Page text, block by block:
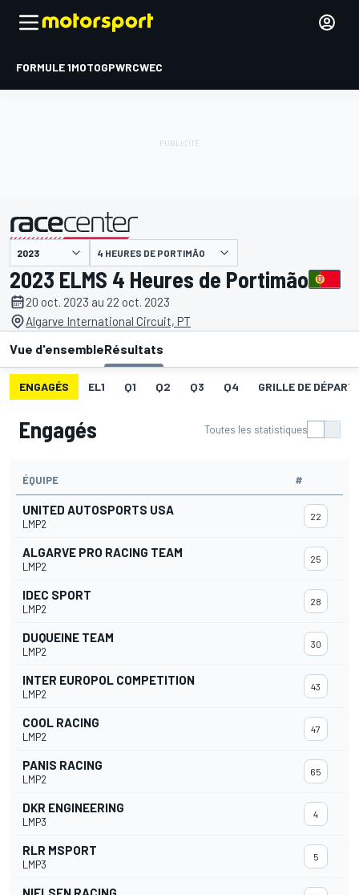
FORMULE 1MOTOGPWRCWEC
présenté par 4 HEURES DE PORTIMÃO
2023 ELMS 4 Heures de Portimão
20 oct. 2023 au 22 oct. 2023
Algarve International Circuit, PT
Vue d'ensembleRésultats
ENGAGÉS EL1 Q1 Q2 Q3 Q4 GRILLE DE DÉPART
Engagés Toutes les statistiques
ÉQUIPE #
UNITED AUTOSPORTS USA
LMP2
22
ALGARVE PRO RACING TEAM
LMP2
25
IDEC SPORT
LMP2
28
DUQUEINE TEAM
LMP2
30
INTER EUROPOL COMPETITION
LMP2
43
COOL RACING
LMP2
47
PANIS RACING
LMP2
65
DKR ENGINEERING
LMP3
4
RLR MSPORT
LMP3
5